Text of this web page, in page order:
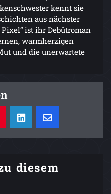
kennt sie
aus nächster
ist ihr Debütroman
warmherzigen
und die unerwartete
diesem